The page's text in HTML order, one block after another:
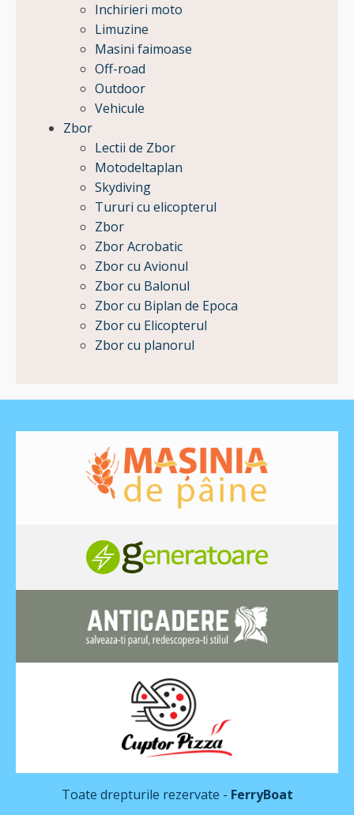
Inchirieri moto
Limuzine
Masini faimoase
Off-road
Outdoor
Vehicule
Zbor
Lectii de Zbor
Motodeltaplan
Skydiving
Tururi cu elicopterul
Zbor
Zbor Acrobatic
Zbor cu Avionul
Zbor cu Balonul
Zbor cu Biplan de Epoca
Zbor cu Elicopterul
Zbor cu planorul
Toate drepturile rezervate - FerryBoat